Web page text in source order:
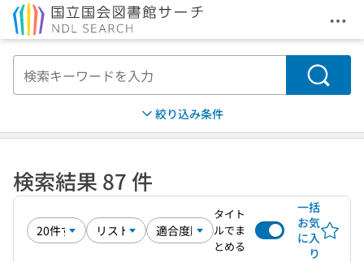
メ
検索
絞り込み条件
検索結果 87 件
タイト
ルでま
とめる
一括
お気
に入
り